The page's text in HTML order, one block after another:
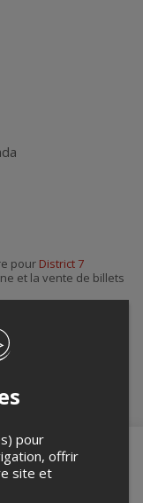
pour District 7
et la vente de billets
pas un
pour
offrir
site et